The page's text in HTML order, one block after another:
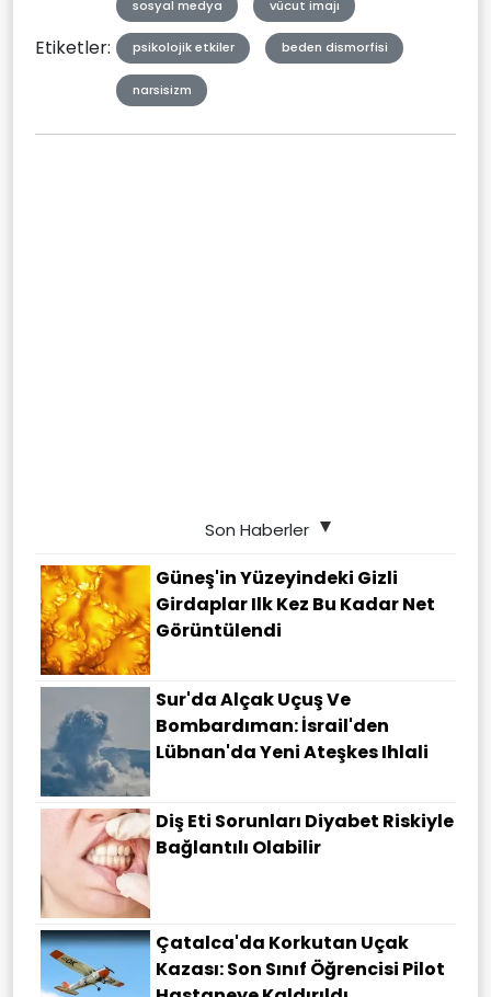
Etiketler:
sosyal medya vücut imajı
psikolojik etkiler beden dismorfisi
narsisizm
Son Haberler
Güneş'in Yüzeyindeki Gizli
Girdaplar Ilk Kez Bu Kadar Net
Görüntülendi
Sur'da Alçak Uçuş Ve
Bombardıman: İsrail'den
Lübnan'da Yeni Ateşkes Ihlali
Diş Eti Sorunları Diyabet Riskiyle
Bağlantılı Olabilir
Çatalca'da Korkutan Uçak
Kazası: Son Sınıf Öğrencisi Pilot